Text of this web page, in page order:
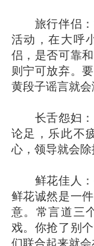
旅行伴侣：
活动，在大呼
侣，是否可靠
则宁可放弃。
黄段子谣言就会
长舌怨妇：
论足，乐此不
心，领导就会除
鲜花佳人：
鲜花诚然是一
意。常言道三
戏。你抢了别
们联合起来就会